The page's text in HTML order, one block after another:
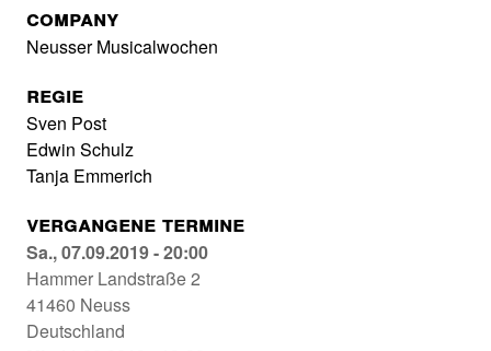
Company
Neusser Musicalwochen
Regie
Sven Post
Edwin Schulz
Tanja Emmerich
Vergangene Termine
Alice
im
Wunderland
Globe
Sa., 07.09.2019 - 20:00
Hammer Landstraße 2
41460 Neuss
Deutschland